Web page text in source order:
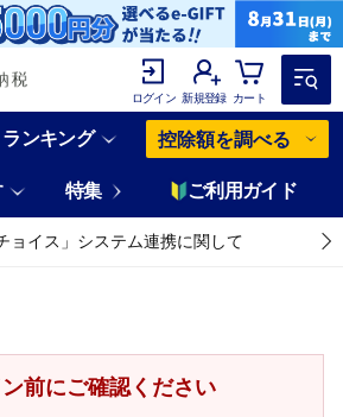
ログイン 新規登録 カート
ランキング 控除額を調べる
特集 ご利用ガイド
ョイス」システム連携に関して
前にご確認ください